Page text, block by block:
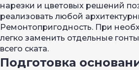
нарезки и цветовых решений
реализовать любой
Ремонтопригодность. При
легко заменить отдельные
всего ската.
Подготовка